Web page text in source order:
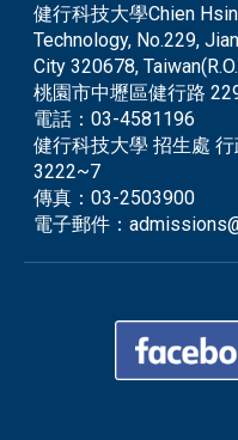
健行科技大學Chien
Technology, No.229,
City 320678,
桃園市中壢區健行路
電話：03-4581196
健行科技大學 招生處
3222~7
傳真：03-2503900
電子郵件：